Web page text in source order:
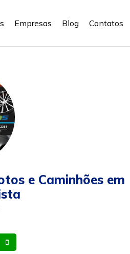
Empresas Blog Contatos
e Caminhões em
Whatsapp